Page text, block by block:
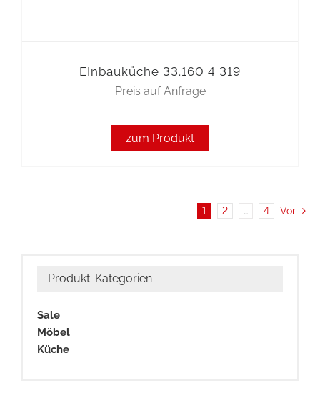
EInbauküche 33.160 4 319
Preis auf Anfrage
zum Produkt
1 2 … 4 Vor
Produkt-Kategorien
Sale
Möbel
Küche